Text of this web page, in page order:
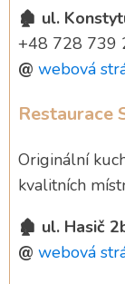
🏚️ ul.
+48 728 739
@ webová
Restaurace
Originální
kvalitních
🏚️ ul. Hasič
@ webová